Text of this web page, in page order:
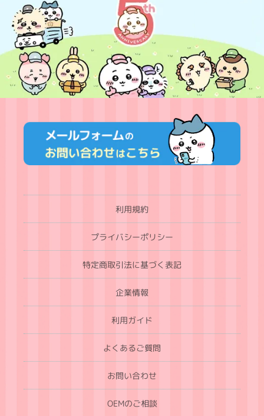
利用規約
プライバシーポリシー
特定商取引法に基づく表記
企業情報
利用ガイド
よくあるご質問
お問い合わせ
OEMのご相談